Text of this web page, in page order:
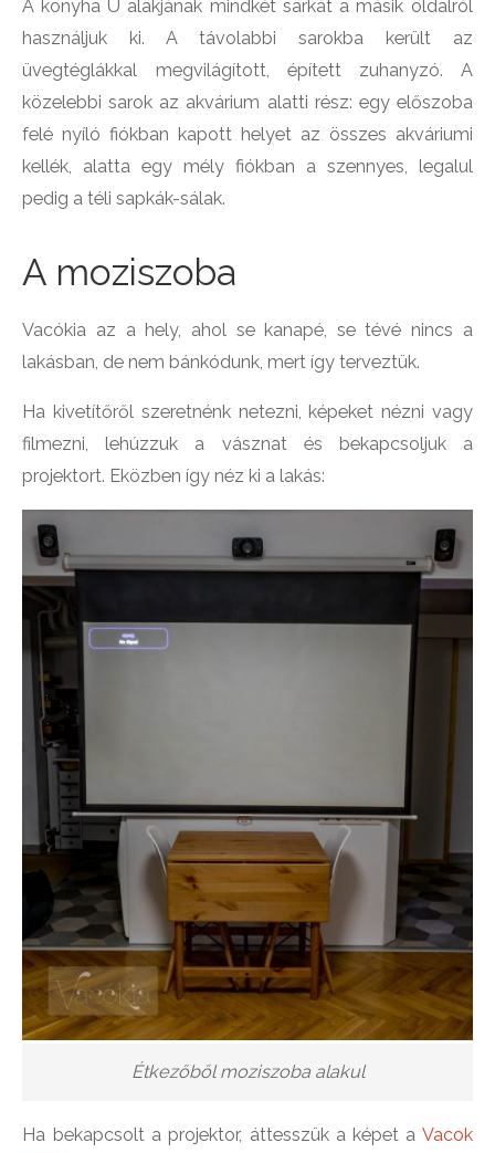
A konyha U alakjának mindkét sarkát a másik oldalról
használjuk ki. A távolabbi sarokba került az
üvegtéglákkal megvilágított, épített zuhanyzó. A
közelebbi sarok az akvárium alatti rész: egy előszoba
felé nyíló fiókban kapott helyet az összes akváriumi
kellék, alatta egy mély fiókban a szennyes, legalul
pedig a téli sapkák-sálak.
A moziszoba
Vacókia az a hely, ahol se kanapé, se tévé nincs a
lakásban, de nem bánkódunk, mert így terveztük.
Ha kivetítőről szeretnénk netezni, képeket nézni vagy
filmezni, lehúzzuk a vásznat és bekapcsoljuk a
projektort. Eközben így néz ki a lakás:
Étkezőből moziszoba alakul
Ha bekapcsolt a projektor, áttesszük a képet a Vacok